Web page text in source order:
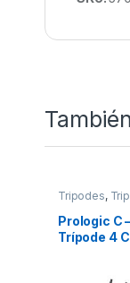
Tripodes,
Prologic C
Trípode 4